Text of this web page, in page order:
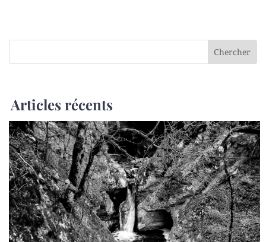
Articles récents